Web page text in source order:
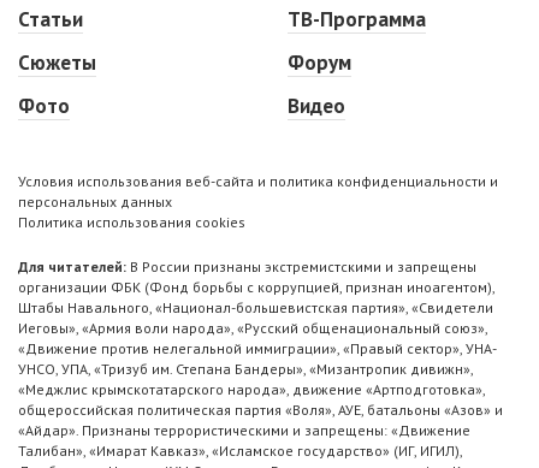
Статьи
Сюжеты
Фото
ТВ-Программа
Форум
Видео
Условия использования веб-сайта и политика конфиденциальности и
персональных данных
Политика использования cookies
Для читателей: В России признаны экстремистскими и запрещены
организации ФБК (Фонд борьбы с коррупцией, признан иноагентом),
Штабы Навального, «Национал-большевистская партия», «Свидетели
Иеговы», «Армия воли народа», «Русский общенациональный союз»,
«Движение против нелегальной иммиграции», «Правый сектор», УНА-
УНСО, УПА, «Тризуб им. Степана Бандеры», «Мизантропик дивижн»,
«Меджлис крымскотатарского народа», движение «Артподготовка»,
общероссийская политическая партия «Воля», АУЕ, батальоны «Азов» и
«Айдар». Признаны террористическими и запрещены: «Движение
Талибан», «Имарат Кавказ», «Исламское государство» (ИГ, ИГИЛ),